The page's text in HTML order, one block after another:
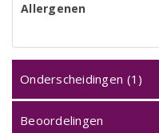
Allergenen
Onderscheidingen (1)
Beoordelingen